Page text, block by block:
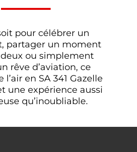
pour célébrer un
partager un moment
ou simplement
rêve d’aviation, ce
en SA 341 Gazelle
une expérience aussi
qu’inoubliable.